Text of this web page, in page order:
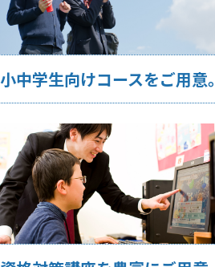
小中学生向けコースをご用意。